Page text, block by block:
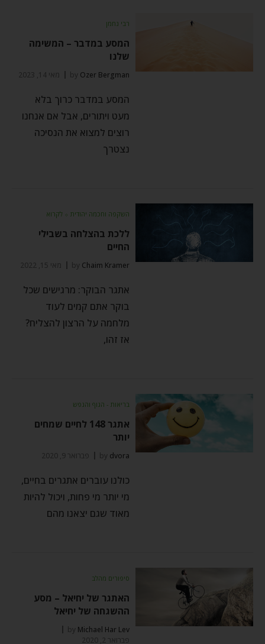
רבי נחמן
המסע במדבר – המשימה
שלנו
by Ozer Bergman מאי 14, 2023
המסע במדבר כרוך בלא
מעט ויתורים, אבל אם אנחנו
רוצים למצוא את הנסיכה
נצטרך
השקפה וחכמה יהודית ⬦ לקרוא
ללכת בהצלחה בשבילי
החיים
by Chaim Kramer מאי 15, 2022
אתגר הבוקר: מרגישים שכל
בוקר אתם קמים לעוד
מלחמה על הרצון להצליח?
אז זהו,
בריאות - הגוף והנפש
אתגר 148 לחיים שמחים
יותר
by dvora פברואר 9, 2020
כולנו עוברים אתגרים בחיים,
מי יותר מי פחות, ויכול להיות
מאוד שגם יצאנו מהם
סיפורים מהלב
האתגר של יחיאל – מסע
ההשגחה של יחיאל
by Michael Har Lev
פברואר 2, 2020